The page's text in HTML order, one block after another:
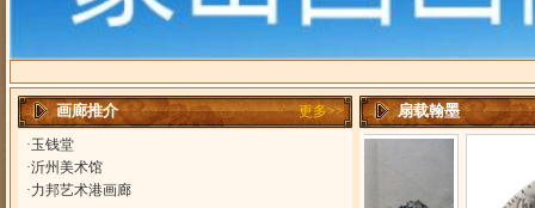
画廊推介
更多>>
·玉钱堂
·沂州美术馆
·力邦艺术港画廊
扇载翰墨